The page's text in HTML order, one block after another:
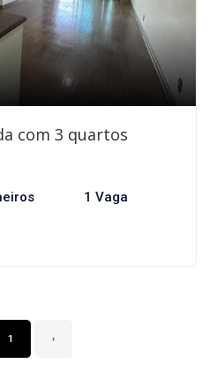
com 3 quartos
1 Vaga
1 ›